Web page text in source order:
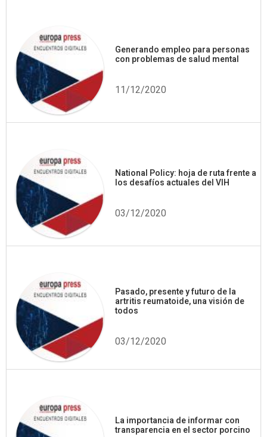
Generando empleo para personas
con problemas de salud mental
11/12/2020
National Policy: hoja de ruta frente a
los desafíos actuales del VIH
03/12/2020
Pasado, presente y futuro de la
artritis reumatoide, una visión de
todos
03/12/2020
La importancia de informar con
transparencia en el sector porcino